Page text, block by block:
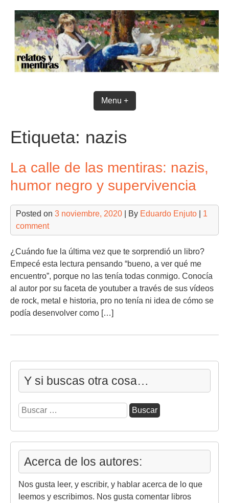
content
Menu +
Etiqueta: nazis
La calle de las mentiras: nazis,
humor negro y supervivencia
Posted on 3 noviembre, 2020 | By Eduardo Enjuto
1
comment
¿Cuándo fue la última vez que te sorprendió un libro?
Empecé esta lectura pensando “bueno, a ver qué me
encuentro”, porque no las tenía todas conmigo. Conocía
al autor por su faceta de youtuber a través de sus vídeos
de rock, metal e historia, pro no tenía ni idea de cómo se
podía desenvolver como […]
Y si buscas otra cosa…
Buscar:
Acerca de los autores:
Nos gusta leer, y escribir, y hablar acerca de lo que
leemos y escribimos. Nos gusta comentar libros